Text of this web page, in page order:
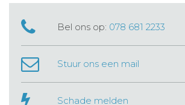
Bel ons op: 078 681 2233
Stuur ons een mail
Schade melden